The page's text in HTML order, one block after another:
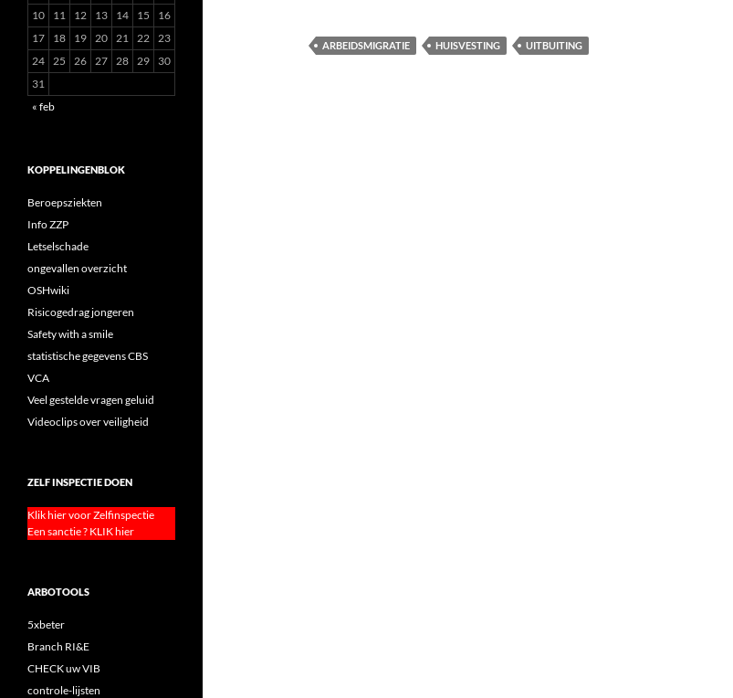
ARBEIDSMIGRATIE HUISVESTING UITBUITING
10
11 12 13 14 15
16
17
18 19 20 21 22
23
24
25 26 27 28 29
30
31
« feb
KOPPELINGENBLOK
Beroepsziekten
Info ZZP
Letselschade
ongevallen overzicht
OSHwiki
Risicogedrag jongeren
Safety with a smile
statistische gegevens CBS
VCA
Veel gestelde vragen geluid
Videoclips over veiligheid
ZELF INSPECTIE DOEN
Klik hier voor Zelfinspectie
Een sanctie ? KLIK hier
ARBOTOOLS
5xbeter
Branch RI&E
CHECK uw VIB
controle-lijsten